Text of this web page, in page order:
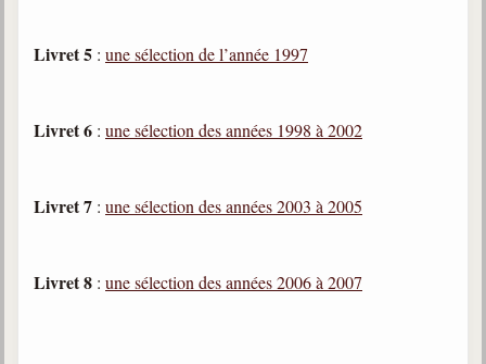
Livret 5 : une sélection de l’année 1997
Livret 6 : une sélection des années 1998 à 2002
Livret 7 : une sélection des années 2003 à 2005
Livret 8 : une sélection des années 2006 à 2007